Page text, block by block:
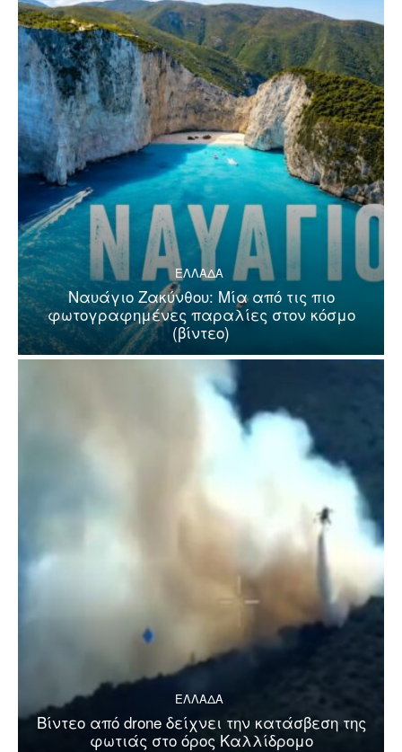
ΕΛΛΑΔΑ
Ναυάγιο Ζακύνθου: Μία από τις πιο
φωτογραφημένες παραλίες στον κόσμο
(βίντεο)
ΕΛΛΑΔΑ
Βίντεο από drone δείχνει την κατάσβεση της
φωτιάς στο όρος Καλλίδρομο